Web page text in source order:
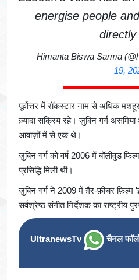
energise people
— Himanta Biswa Sarma
19,
पूर्वोत्तर में रॉकस्टार नाम से अधिक
ज़्यादा सक्रिय रहे। ज़ुबिन गर्ग
आवाज़ों में से एक थे।
ज़ुबिन गर्ग को वर्ष 2006 में बॉलीवुड
प्रसिद्धि मिली थी।
ज़ुबिन गर्ग ने 2009 में ग़ैर-फ़ीचर
सर्वश्रेष्ठ संगीत निर्देशक का राष्ट्रीय
UltranewsTv चैनल